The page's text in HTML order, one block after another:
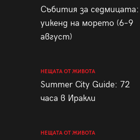
Събития за седмицата:
уикенд на морето (6–9
август)
НЕЩАТА ОТ ЖИВОТА
Summer City Guide: 72
часа в Иракли
НЕЩАТА ОТ ЖИВОТА